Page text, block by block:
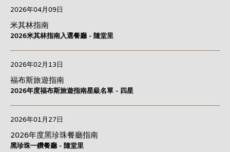
2026年04月09日
米其林指南
2026米其林指南入選餐廳 - 隨堂里
2026年02月13日
福布斯旅遊指南
2026年度福布斯旅遊指南星級名單 - 四星
2026年01月27日
2026年度黑珍珠餐廳指南
黑珍珠一鑽餐廳 - 隨堂里